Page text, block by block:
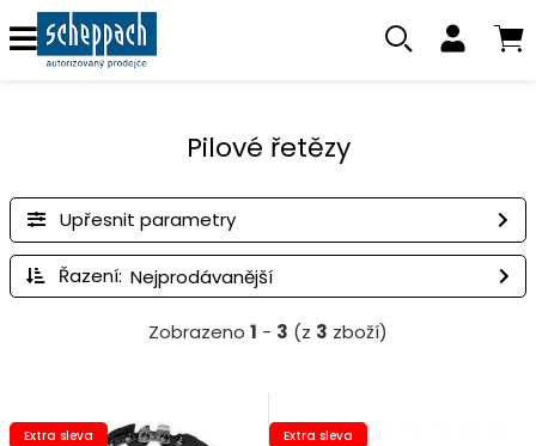
Pilové řetězy
Upřesnit parametry
Řazení:
Zobrazeno 1 - 3 (z 3 zboží)
Extra sleva
Extra sleva